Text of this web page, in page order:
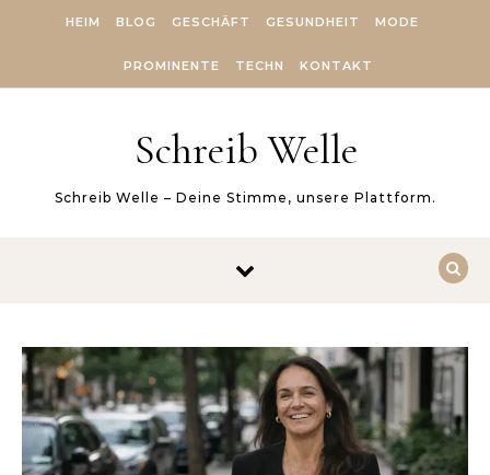
HEIM BLOG GESCHÄFT GESUNDHEIT MODE
PROMINENTE TECHN KONTAKT
Schreib Welle
Schreib Welle – Deine Stimme, unsere Plattform.